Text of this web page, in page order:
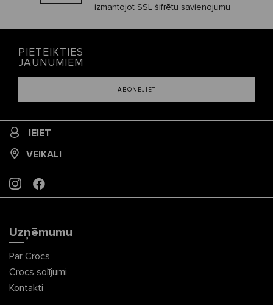
izmantojot SSL šifrētu savienojumu
PIETEIKTIES
JAUNUMIEM
ABONĒJIET
IEIET
VEIKALI
INSTAGRAM
FACEBOOK
Uzņēmumu
Par Crocs
Crocs solījumi
Kontakti